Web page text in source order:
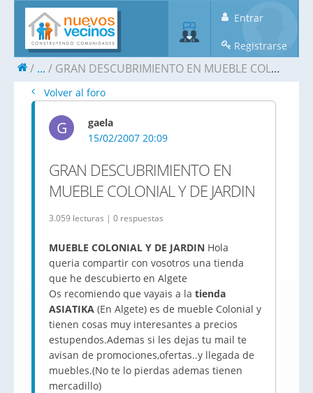
Entrar
Registrarse
... GRAN DESCUBRIMIENTO EN MUEBLE COLONIAL Y DE JARDIN
Volver al foro
G
gaela
15/02/2007 20:09
GRAN DESCUBRIMIENTO EN
MUEBLE COLONIAL Y DE JARDIN
3.059 lecturas | 0 respuestas
MUEBLE COLONIAL Y DE JARDIN Hola
queria compartir con vosotros una tienda
que he descubierto en Algete
Os recomiendo que vayais a la tienda
ASIATIKA (En Algete) es de mueble Colonial y
tienen cosas muy interesantes a precios
estupendos.Ademas si les dejas tu mail te
avisan de promociones,ofertas..y llegada de
muebles.(No te lo pierdas ademas tienen
mercadillo)